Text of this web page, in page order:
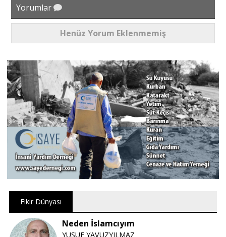
Yorumlar
Henüz Yorum Eklenmemiş
Fikir Dünyası
Neden İslamcıyım
YUSUF YAVUZYILMAZ